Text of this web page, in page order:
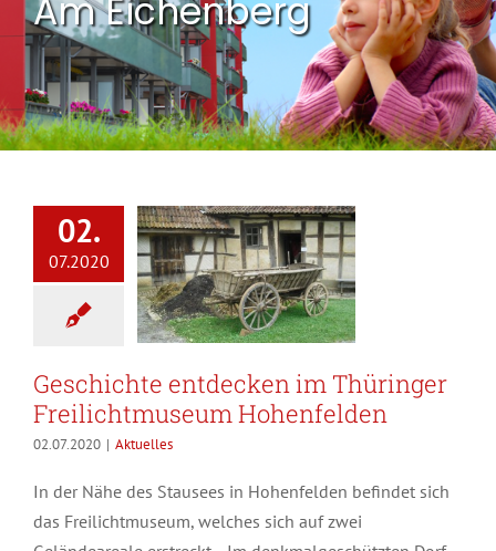
Am Eichenberg
02.
07.2020
Geschichte entdecken im Thüringer
Freilichtmuseum Hohenfelden
02.07.2020 | Aktuelles
In der Nähe des Stausees in Hohenfelden befindet sich
das Freilichtmuseum, welches sich auf zwei